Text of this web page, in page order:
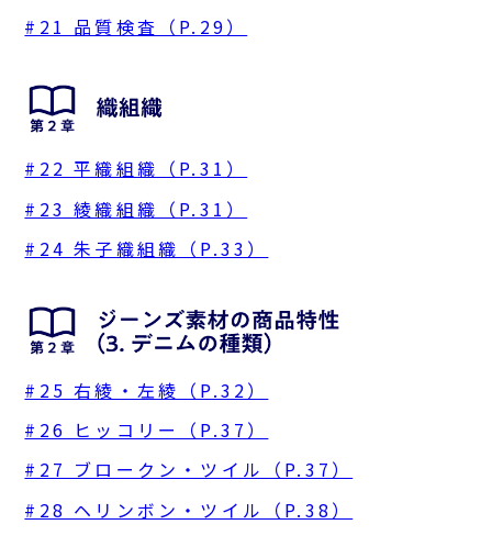
#21 品質検査（P.29）
#22 平織組織（P.31）
#23 綾織組織（P.31）
#24 朱子織組織（P.33）
#25 右綾・左綾（P.32）
#26 ヒッコリー（P.37）
#27 ブロークン・ツイル（P.37）
#28 ヘリンボン・ツイル（P.38）